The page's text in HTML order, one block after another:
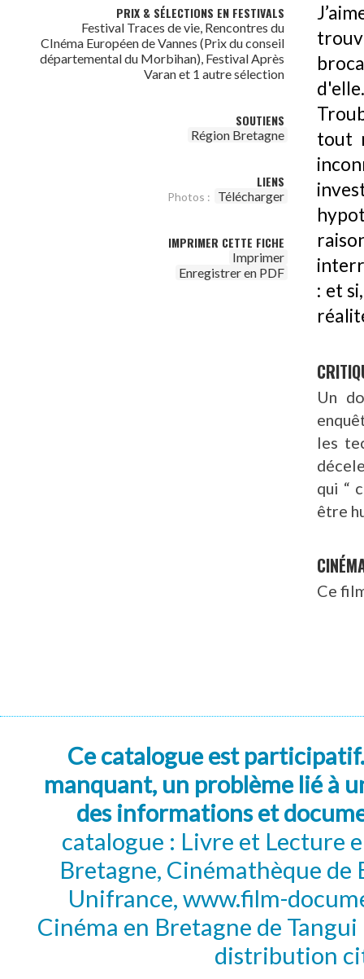
PRIX & SÉLECTIONS EN FESTIVALS
Festival Traces de vie, Rencontres du
CInéma Européen de Vannes (Prix du conseil
départemental du Morbihan), Festival Après
Varan et 1 autre sélection
SOUTIENS
Région Bretagne
LIENS
Photos : Télécharger
IMPRIMER CETTE FICHE
Imprimer
Enregistrer en PDF
tout
: et
Un
les
qui “
être
Ce
Ce catalogue est
manquant, un problème lié à
des informations et
catalogue : Livre et Lecture
Bretagne, Cinémathèque de
Unifrance, www.film-
Cinéma en Bretagne de
distribution